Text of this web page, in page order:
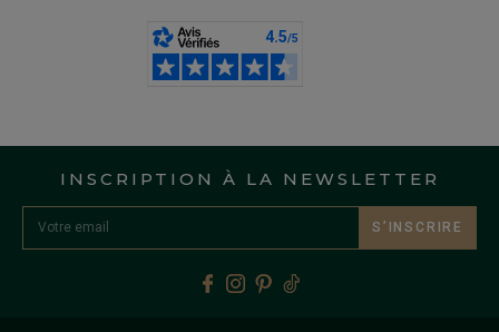
INSCRIPTION À LA NEWSLETTER
S’INSCRIRE